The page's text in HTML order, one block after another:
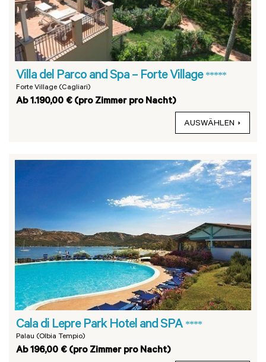
Villa del Parco and Spa – Forte Village *****
Forte Village (Cagliari)
Ab 1.190,00 € (pro Zimmer pro Nacht)
AUSWÄHLEN
Cala di Lepre Park Hotel and SPA ****
Palau (Olbia Tempio)
Ab 196,00 € (pro Zimmer pro Nacht)